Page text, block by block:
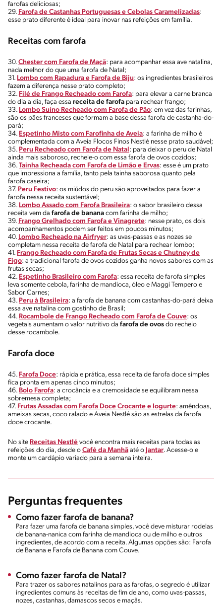
farofas deliciosas;
29. Farofa de Castanhas Portuguesas e Cebolas Caramelizadas:
esse prato diferente é ideal para inovar nas refeições em família.
Receitas com farofa
30. Chester com Farofa de Maçã: para acompanhar essa ave natalina,
nada melhor do que uma farofa de Natal;
31. Lombo com Rapadura e Farofa de Biju: os ingredientes brasileiros
fazem a diferença nesse prato completo;
32. Filé de Frango Recheado com Farofa: para elevar a carne branca
do dia a dia, faça essa receita de farofa para rechear frango;
33. Lombo Suíno Recheado com Farofa de Pão: em vez das farinhas,
são os pães franceses que formam a base dessa farofa de castanha-do-
pará;
34. Espetinho Misto com Farofinha de Aveia: a farinha de milho é
complementada com a Aveia Flocos Finos Nestlé nesse prato saudável;
35. Peru Recheado com Farofa de Natal : para deixar o peru de Natal
ainda mais saboroso, recheie-o com essa farofa de ovos cozidos;
36. Tainha Recheada com Farofa de Limão e Ervas: esse é um prato
que impressiona a família, tanto pela tainha saborosa quanto pela
farofa caseira;
37. Peru Festivo: os miúdos do peru são aproveitados para fazer a
farofa nessa receita sustentável;
38. Lombo Assado com Farofa Brasileira: o sabor brasileiro dessa
receita vem da farofa de banana com farinha de milho;
39. Frango Grelhado com Farofa e Vinagrete: nesse prato, os dois
acompanhamentos podem ser feitos em poucos minutos;
40. Lombo Recheado na Airfryer: as uvas-passas e as nozes se
completam nessa receita de farofa de Natal para rechear lombo;
41. Frango Recheado com Farofa de Frutas Secas e Chutney de
Figo: a tradicional farofa de ovos cozidos ganha novos sabores com as
frutas secas;
42. Espetinho Brasileiro com Farofa: essa receita de farofa simples
leva somente cebola, farinha de mandioca, óleo e Maggi Tempero e
Sabor Carnes;
43. Peru à Brasileira: a farofa de banana com castanhas-do-pará deixa
essa ave natalina com gostinho de Brasil;
44. Rocambole de Frango Recheado com Farofa de Couve: os
vegetais aumentam o valor nutritivo da farofa de ovos do recheio
desse rocambole.
Farofa doce
45. Farofa Doce: rápida e prática, essa receita de farofa doce simples
fica pronta em apenas cinco minutos;
46. Bolo Farofa: a crocância e a cremosidade se equilibram nessa
sobremesa completa;
47. Frutas Assadas com Farofa Doce Crocante e Iogurte: amêndoas,
ameixas secas, coco ralado e Aveia Nestlé são as estrelas da farofa
doce crocante.
No site Receitas Nestlé você encontra mais receitas para todas as
refeições do dia, desde o Café da Manhã até o Jantar. Acesse-o e
monte um cardápio variado para a semana inteira.
Perguntas frequentes
Como fazer farofa de banana?
Para fazer uma farofa de banana simples, você deve misturar rodelas
de banana-nanica com farinha de mandioca ou de milho e outros
ingredientes, de acordo com a receita. Algumas opções são: Farofa
de Banana e Farofa de Banana com Couve.
Como fazer farofa de Natal?
Para trazer os sabores natalinos para as farofas, o segredo é utilizar
ingredientes comuns às receitas de fim de ano, como uvas-passas,
nozes, castanhas, damascos secos e maçãs.